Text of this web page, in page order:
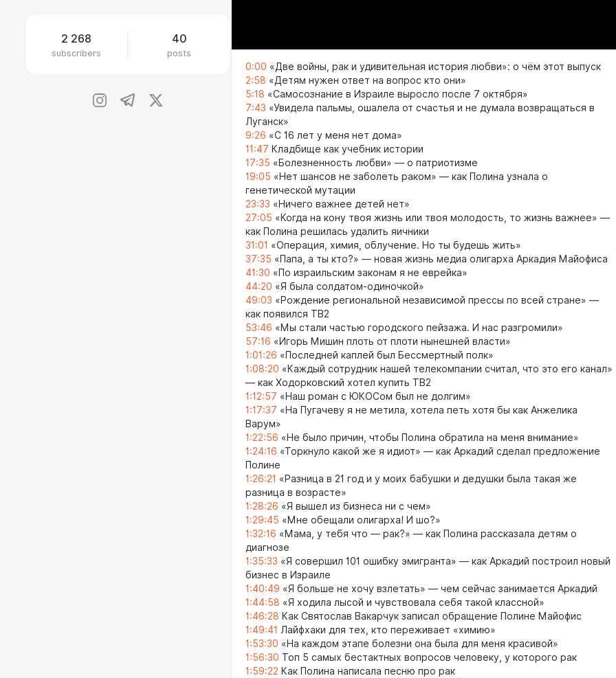
2 268
subscribers
40
posts
0:00 «Две войны, рак и удивительная история любви»: о чём этот выпуск
2:58 «Детям нужен ответ на вопрос кто они»
5:18 «Самосознание в Израиле выросло после 7 октября»
7:43 «Увидела пальмы, ошалела от счастья и не думала возвращаться в
Луганск»
9:26 «С 16 лет у меня нет дома»
11:47 Кладбище как учебник истории
17:35 «Болезненность любви» — о патриотизме
19:05 «Нет шансов не заболеть раком» — как Полина узнала о
генетической мутации
23:33 «Ничего важнее детей нет»
27:05 «Когда на кону твоя жизнь или твоя молодость, то жизнь важнее» —
как Полина решилась удалить яичники
31:01 «Операция, химия, облучение. Но ты будешь жить»
37:35 «Папа, а ты кто?» — новая жизнь медиа олигарха Аркадия Майофиса
41:30 «По израильским законам я не еврейка»
44:20 «Я была солдатом-одиночкой»
49:03 «Рождение региональной независимой прессы по всей стране» —
как появился ТВ2
53:46 «Мы стали частью городского пейзажа. И нас разгромили»
57:16 «Игорь Мишин плоть от плоти нынешней власти»
1:01:26 «Последней каплей был Бессмертный полк»
1:08:20 «Каждый сотрудник нашей телекомпании считал, что это его канал»
— как Ходорковский хотел купить ТВ2
1:12:57 «Наш роман с ЮКОСом был не долгим»
1:17:37 «На Пугачеву я не метила, хотела петь хотя бы как Анжелика
Варум»
1:22:56 «Не было причин, чтобы Полина обратила на меня внимание»
1:24:16 «Торкнуло какой же я идиот» — как Аркадий сделал предложение
Полине
1:26:21 «Разница в 21 год и у моих бабушки и дедушки была такая же
разница в возрасте»
1:28:26 «Я вышел из бизнеса ни с чем»
1:29:45 «Мне обещали олигарха! И шо?»
1:32:16 «Мама, у тебя что — рак?» — как Полина рассказала детям о
диагнозе
1:35:33 «Я совершил 101 ошибку эмигранта» — как Аркадий построил новый
бизнес в Израиле
1:40:49 «Я больше не хочу взлетать» — чем сейчас занимается Аркадий
1:44:58 «Я ходила лысой и чувствовала себя такой классной»
1:46:28 Как Святослав Вакарчук записал обращение Полине Майофис
1:49:41 Лайфхаки для тех, кто переживает «химию»
1:53:30 «На каждом этапе болезни она была для меня красивой»
1:56:30 Топ 5 самых бестактных вопросов человеку, у которого рак
1:59:22 Как Полина написала песню про рак